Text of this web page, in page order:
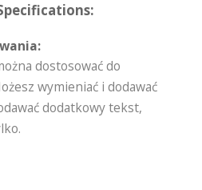
dostosować do
wymieniać i dodawać
dodatkowy tekst,